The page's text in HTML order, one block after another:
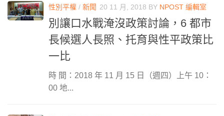
性別平權 / 新聞 20 11 月, 2018 BY NPOST 編輯室
別讓口水戰淹沒政策討論，6 都市
長候選人長照、托育與性平政策比
一比
時 間：2018 年 11 月 15 日（週四）上午 10：
00 地...